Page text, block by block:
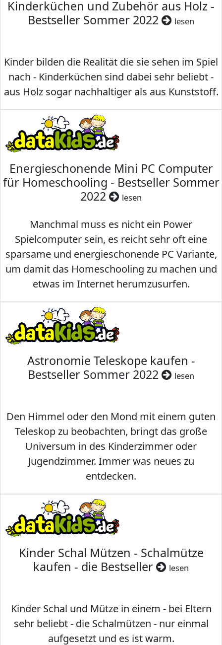
Kinderküchen und Zubehör aus Holz -
Bestseller Sommer 2022
lesen
Kinder bilden die Realität die sie sehen im Spiel
nach - Kinderküchen sind dabei sehr beliebt -
aus Holz sogar nachhaltiger als aus Kunststoff.
Energieschonende Mini PC Computer
für Homeschooling - Bestseller Sommer
2022
lesen
Manchmal muss es nicht ein Power
Spielcomputer sein, es reicht sehr oft eine
sparsame und energieschonende PC Variante,
um damit das Homeschooling zu machen und
etwas im Internet herumzusurfen.
Astronomie Teleskope kaufen -
Bestseller Sommer 2022
lesen
Den Himmel oder den Mond mit einem guten
Teleskop zu beobachten, bringt das große
Universum in des Kinderzimmer oder
Jugendzimmer. Immer was neues zu
entdecken.
Kinder Schal Mützen - Schalmütze
kaufen - die Bestseller
lesen
Kinder Schal und Mütze in einem - bei Eltern
sehr beliebt - die Schalmützen - nur einmal
aufgesetzt und es ist warm.